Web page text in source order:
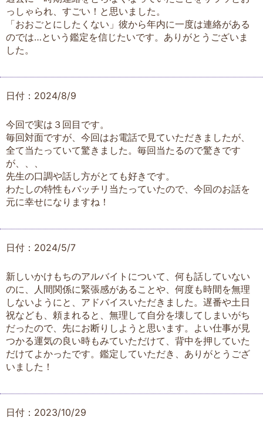
っしゃられ、すごい！と思いました。
「おおごとにしたくない」彼から年内に一度は連絡がある
のでは…という鑑定を信じたいです。ありがとうございま
した。
日付：2024/8/9
今回で実は３回目です。
毎回対面ですが、今回はお電話で見ていただきましたが、
全て当たっていて驚きました。毎回当たるので驚きです
が、、、
先生の口調や話し方がとても好きです。
わたしの特性もバッチリ当たっていたので、今回のお話を
元に幸せになりますね！
日付：2024/5/7
新しいかけもちのアルバイトについて、何も話していない
のに、人間関係に緊張感があることや、何度も時間を無理
しないようにと、アドバイスいただきました。遅番や土日
祝なども、頼まれると、無理して自分を壊してしまいがち
だったので、先にお断りしようと思います。よい仕事が見
つかる運気の良い時もみていただけて、背中を押していた
だけてよかったです。鑑定していただき、ありがとうござ
いました！
日付：2023/10/29